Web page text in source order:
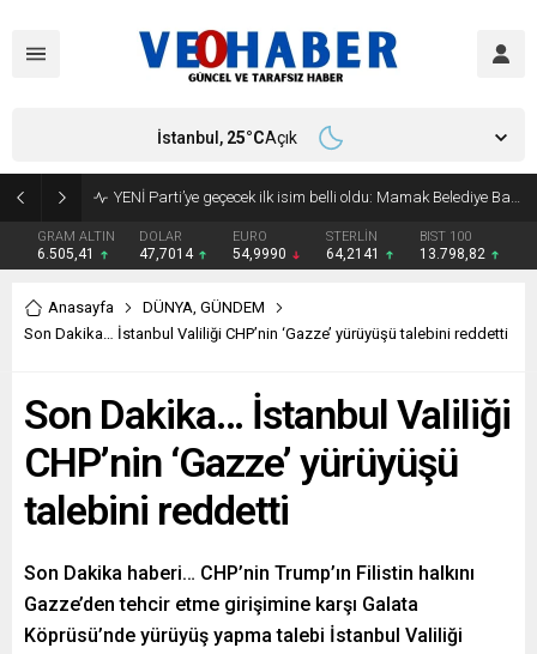
YENİ Parti’ye geçecek ilk isim belli oldu: Mamak Belediye Başkanı CHP’den istifa etti
GRAM ALTIN
6.505,41
DOLAR
47,7014
EURO
54,9990
STERLİN
64,2141
BIST 100
13.798,82
İstanbul, 25°CAçık
Anasayfa DÜNYA, GÜNDEM
Son Dakika… İstanbul Valiliği CHP’nin ‘Gazze’ yürüyüşü talebini reddetti
Son Dakika… İstanbul Valiliği
CHP’nin ‘Gazze’ yürüyüşü
talebini reddetti
Son Dakika haberi… CHP’nin Trump’ın Filistin halkını
Gazze’den tehcir etme girişimine karşı Galata
Köprüsü’nde yürüyüş yapma talebi İstanbul Valiliği